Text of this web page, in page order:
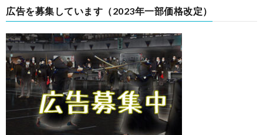
広告を募集しています（2023年一部価格改定）